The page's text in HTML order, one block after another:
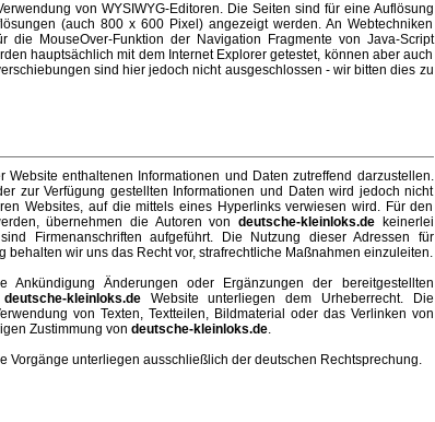
von WYSIWYG-Editoren. Die Seiten sind für eine Auflösung
(auch 800 x 600 Pixel) angezeigt werden. An Webtechniken
MouseOver-Funktion der Navigation Fragmente von Java-Script
hauptsächlich mit dem Internet Explorer getestet, können aber auch
sind hier jedoch nicht ausgeschlossen - wir bitten dies zu
Website enthaltenen Informationen und Daten zutreffend darzustellen.
zur Verfügung gestellten Informationen und Daten wird jedoch nicht
Websites, auf die mittels eines Hyperlinks verwiesen wird. Für den
übernehmen die Autoren von deutsche-kleinloks.dekeinerlei
Firmenanschriften aufgeführt. Die Nutzung dieser Adressen für
wir uns das Recht vor, strafrechtliche Maßnahmen einzuleiten.
Änderungen oder Ergänzungen der bereitgestellten
deutsche-kleinloks.de Website unterliegen dem Urheberrecht. Die
von Texten, Textteilen, Bildmaterial oder das Verlinken von
Zustimmung von deutsche-kleinloks.de.
Vorgänge unterliegen ausschließlich der deutschen Rechtsprechung.